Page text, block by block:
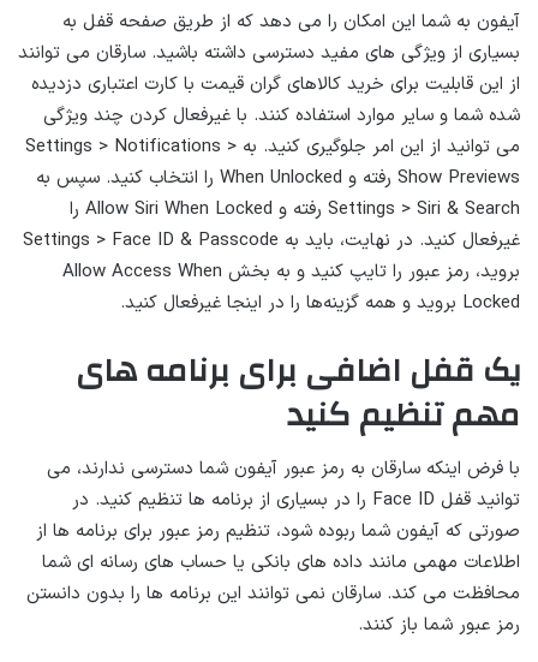
آیفون به شما این امکان را می دهد که از طریق صفحه قفل به
بسیاری از ویژگی های مفید دسترسی داشته باشید. سارقان می توانند
از این قابلیت برای خرید کالاهای گران قیمت با کارت اعتباری دزدیده
شده شما و سایر موارد استفاده کنند. با غیرفعال کردن چند ویژگی
می توانید از این امر جلوگیری کنید. به Settings > Notifications >
Show Previews رفته و When Unlocked را انتخاب کنید. سپس به
Settings > Siri & Search رفته و Allow Siri When Locked را
غیرفعال کنید. در نهایت، باید به Settings > Face ID & Passcode
بروید، رمز عبور را تایپ کنید و به بخش Allow Access When
Locked بروید و همه گزینه‌ها را در اینجا غیرفعال کنید.
یک قفل اضافی برای برنامه های
مهم تنظیم کنید
با فرض اینکه سارقان به رمز عبور آیفون شما دسترسی ندارند، می
توانید قفل Face ID را در بسیاری از برنامه ها تنظیم کنید. در
صورتی که آیفون شما ربوده شود، تنظیم رمز عبور برای برنامه ها از
اطلاعات مهمی مانند داده های بانکی یا حساب های رسانه ای شما
محافظت می کند. سارقان نمی توانند این برنامه ها را بدون دانستن
رمز عبور شما باز کنند.